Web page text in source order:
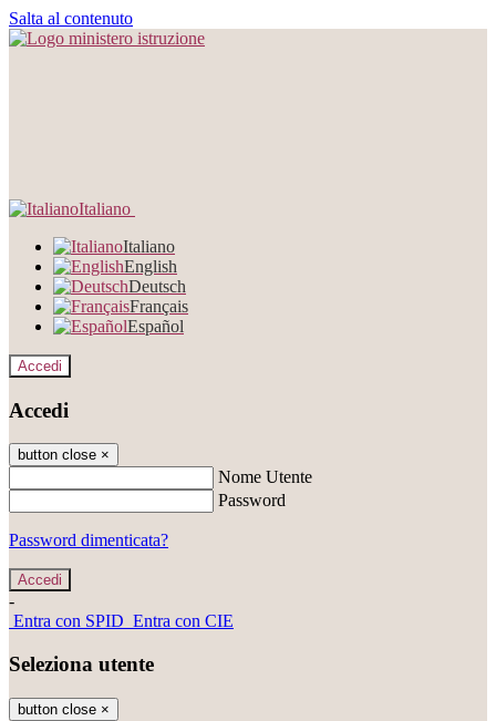
Salta al contenuto
Italiano
Italiano
English
Deutsch
Français
Español
Accedi
Accedi
button close ×
Nome Utente
Password
Password dimenticata?
-
Entra con SPID Entra con CIE
Seleziona utente
button close ×